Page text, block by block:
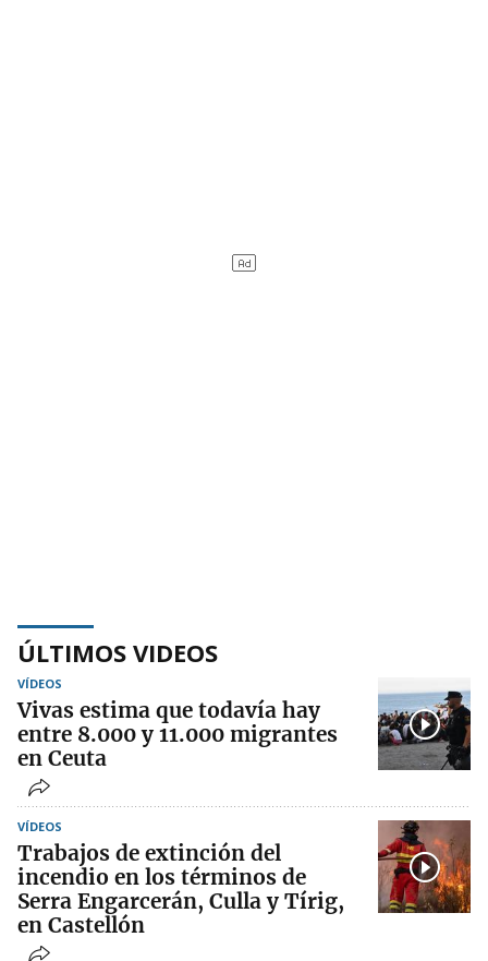
ÚLTIMOS VIDEOS
VÍDEOS
Vivas estima que todavía hay
entre 8.000 y 11.000 migrantes
en Ceuta
VÍDEOS
Trabajos de extinción del
incendio en los términos de
Serra Engarcerán, Culla y Tírig,
en Castellón